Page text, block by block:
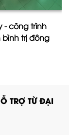
- công trình
trị đông
TRỢ TỪ ĐẠI